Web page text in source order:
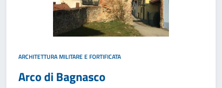
ARCHITETTURA MILITARE E FORTIFICATA
Arco di Bagnasco